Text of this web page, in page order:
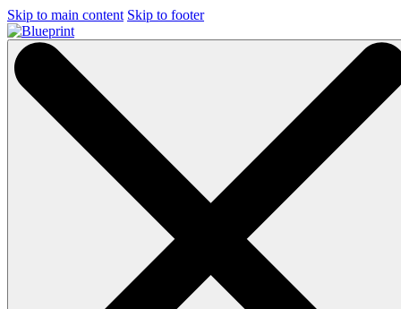
Skip to main content Skip to footer